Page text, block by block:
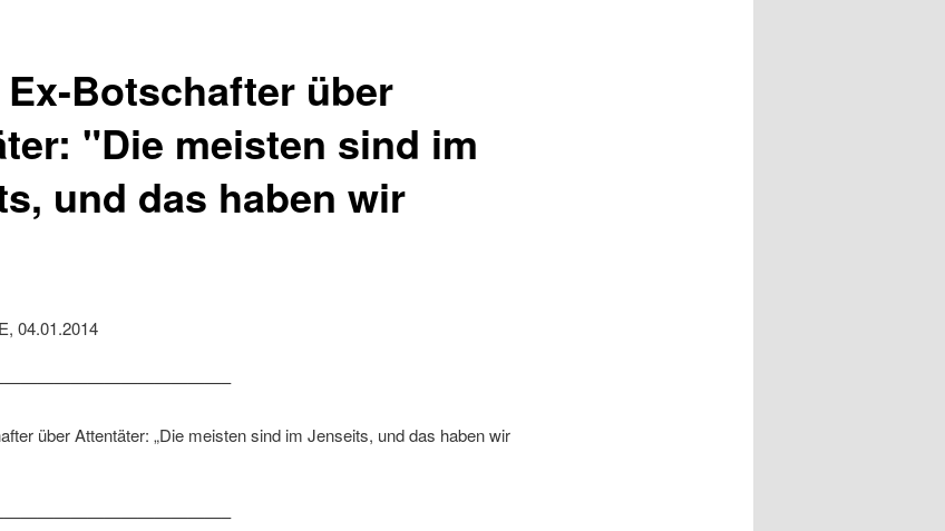
Botschafter über
"Die meisten sind im
und das haben wir
04.01.2014
über Attentäter: „Die meisten sind im Jenseits, und das haben wir